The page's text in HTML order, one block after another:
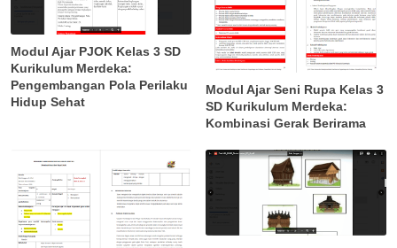
Modul Ajar PJOK Kelas 3 SD
Kurikulum Merdeka:
Pengembangan Pola Perilaku
Hidup Sehat
Modul Ajar Seni Rupa Kelas 3
SD Kurikulum Merdeka:
Kombinasi Gerak Berirama